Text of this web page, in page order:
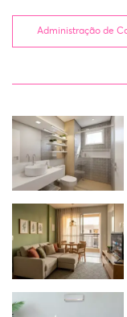
Administração de